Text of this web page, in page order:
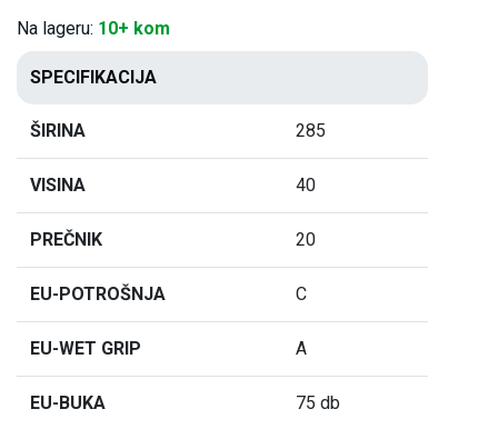
Na lageru: 10+ kom
SPECIFIKACIJA
ŠIRINA 285
VISINA 40
PREČNIK 20
EU-POTROŠNJA C
EU-WET GRIP A
EU-BUKA 75 db